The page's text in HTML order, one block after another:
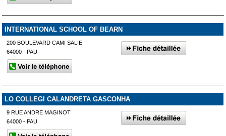
INTERNATIONAL SCHOOL OF BEARN
200 BOULEVARD CAMI SALIE
64000 - PAU
LO COLLEGI CALANDRETA GASCONHA
9 RUE ANDRE MAGINOT
64000 - PAU